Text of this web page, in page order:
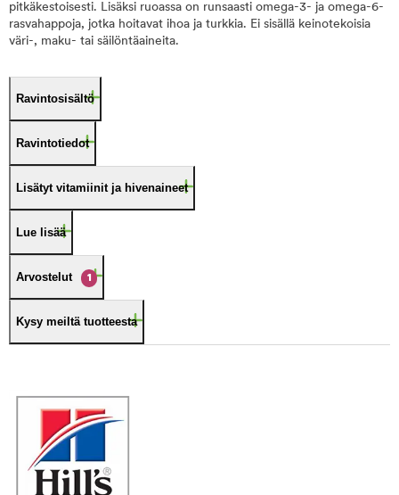
pitkäkestoisesti. Lisäksi ruoassa on runsaasti omega-3- ja omega-6-
rasvahappoja, jotka hoitavat ihoa ja turkkia. Ei sisällä keinotekoisia
väri-, maku- tai säilöntäaineita.
Ravintosisältö
Ravintotiedot
Lisätyt vitamiinit ja hivenaineet
Lue lisää
Arvostelut 1
Kysy meiltä tuotteesta